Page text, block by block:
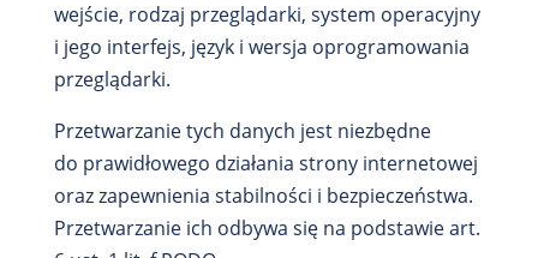
wejście, rodzaj przeglądarki, system operacyjny
i jego interfejs, język i wersja oprogramowania
przeglądarki.
Przetwarzanie tych danych jest niezbędne
do prawidłowego działania strony internetowej
oraz zapewnienia stabilności i bezpieczeństwa.
Przetwarzanie ich odbywa się na podstawie art.